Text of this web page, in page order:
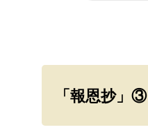
「報恩抄」③